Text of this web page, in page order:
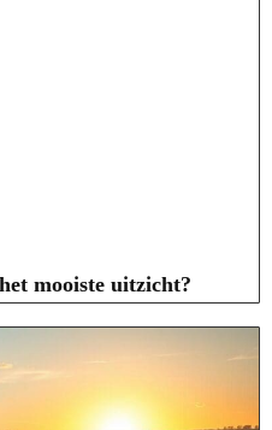
mooiste uitzicht?